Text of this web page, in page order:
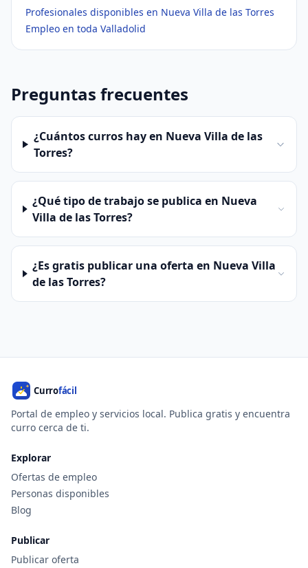
Profesionales disponibles en Nueva Villa de las Torres
Empleo en toda Valladolid
Preguntas frecuentes
¿Cuántos curros hay en Nueva Villa de las
Torres?
¿Qué tipo de trabajo se publica en Nueva
Villa de las Torres?
¿Es gratis publicar una oferta en Nueva Villa
de las Torres?
Portal de empleo y servicios local. Publica gratis y encuentra
curro cerca de ti.
Explorar
Ofertas de empleo
Personas disponibles
Blog
Publicar
Publicar oferta